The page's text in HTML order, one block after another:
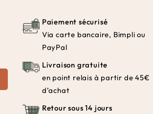
Paiement sécurisé
Via carte bancaire, Bimpli ou
PayPal
Livraison gratuite
en point relais à partir de 45€
d’achat
Retour sous 14 jours